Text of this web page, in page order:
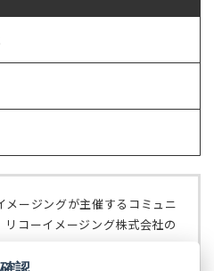
メージングが主催するコミュニ
リコーイメージング株式会社の